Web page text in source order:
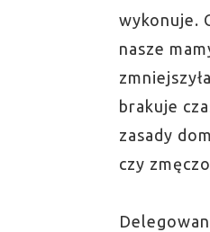
wykonuje.
nasze
brakuje
zasady
czy